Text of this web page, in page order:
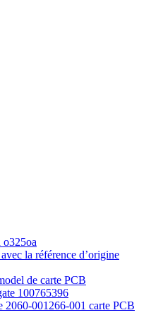
o325oa
la référence d’origine
de carte PCB
100765396
2060-001266-001 carte PCB